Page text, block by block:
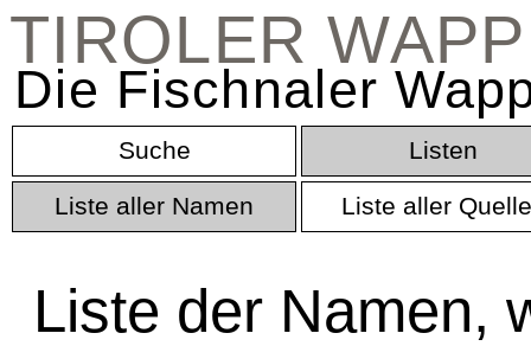
TIROLER
Die Fischnaler
Suche
Listen
Liste aller Namen
Liste aller
Liste der Namen,